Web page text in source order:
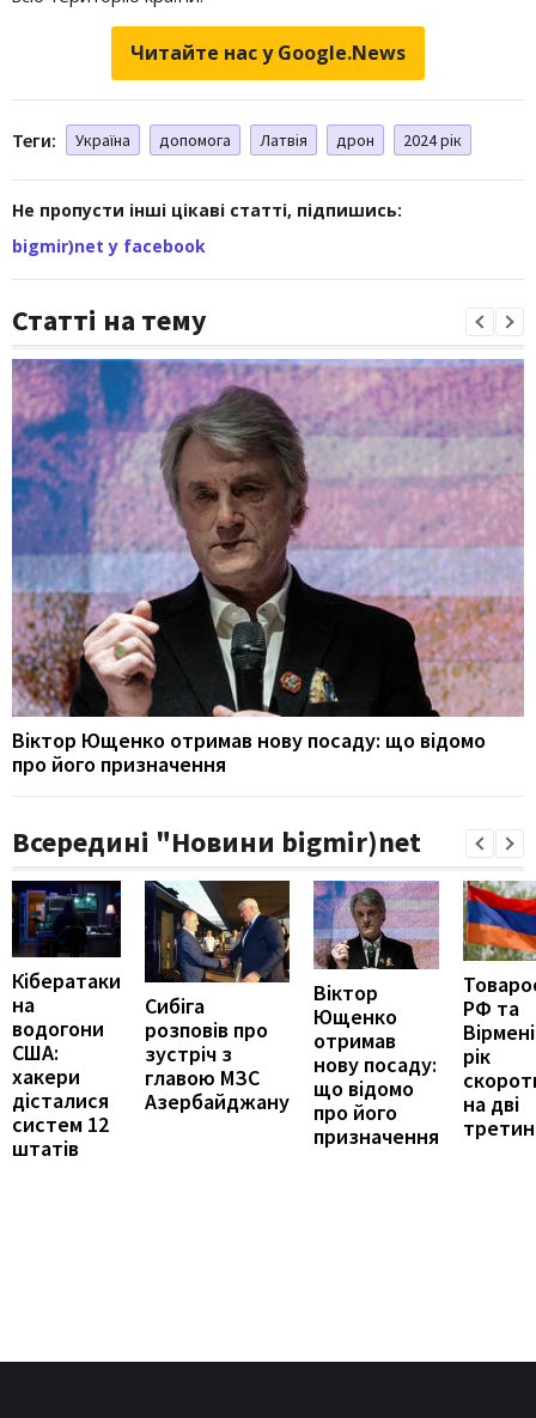
Читайте нас у Google.News
Теги: Україна допомога Латвія дрон 2024 рік
Не пропусти інші цікаві статті, підпишись:
bigmir)net у facebook
Статті на тему
Віктор Ющенко отримав нову посаду: що відомо
про його призначення
Всередині "Новини bigmir)net
Кібератаки
на
водогони
США:
хакери
дісталися
систем 12
штатів
Сибіга
розповів про
зустріч з
главою МЗС
Азербайджану
Віктор
Ющенко
отримав
нову посаду:
що відомо
про його
призначення
РФ та
рік
на дві